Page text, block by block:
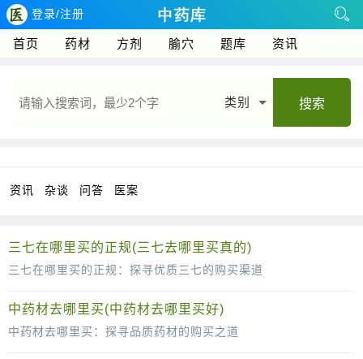
登录/注册
首页 药材 方剂 腧穴 题库 资讯
类别 搜索
资讯 杂谈 问答 医案
三七在哪里买的正规(三七去哪里买真的)
三七在哪里买的正规：探寻优质三七的购买渠道
中药材去哪里买(中药材去哪里买好)
中药材去哪里买：探寻品质药材的购买之道